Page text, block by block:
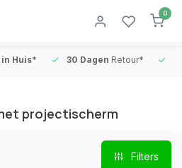
0
Huis* 30 Dagen Retour*
projectischerm
Filters